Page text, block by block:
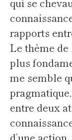
rapports
Le thème de
plus
me semble
entre deux